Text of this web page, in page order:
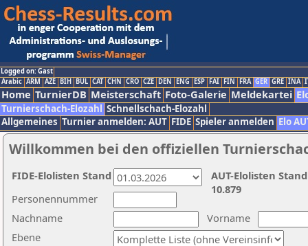
Logged on: Gast
Arabic ARM AZE BIH BUL CAT CHN CRO CZE DEN ENG ESP FAI FIN FRA GER GRE INA
Home TurnierDB Meisterschaft Foto-Galerie Meldekartei
Turnierschach-Elozahl Schnellschach-Elozahl
Allgemeines Turnier anmelden: AUT FIDE Spieler anmelden Elo
Willkommen bei den offiziellen
Nachname
Vorname
Ebene
Personennummer
AUT-Elolisten
10.879
FIDE-Elolisten Stand